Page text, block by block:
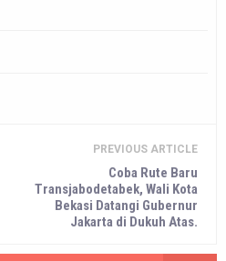
PREVIOUS ARTICLE
Coba Rute Baru
Transjabodetabek, Wali Kota
Bekasi Datangi Gubernur
Jakarta di Dukuh Atas.